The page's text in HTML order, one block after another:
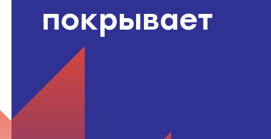
покрывает